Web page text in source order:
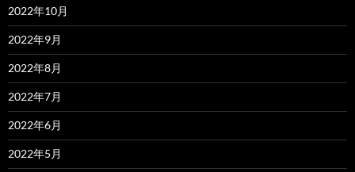
2022年10月
2022年9月
2022年8月
2022年7月
2022年6月
2022年5月